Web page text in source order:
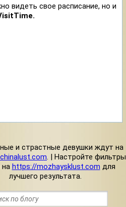
видеть свое расписание, но и
и страстные девушки ждут на
. | Настройте фильтры
на https://mozhaysklust.com для
лучшего результата.